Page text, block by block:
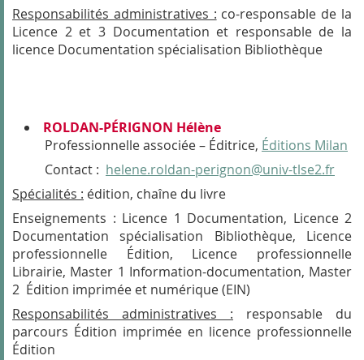
Responsabilités administratives : co-responsable de la
Licence 2 et 3 Documentation et responsable de la
licence Documentation spécialisation Bibliothèque
ROLDAN-PÉRIGNON Hélène
Professionnelle associée – Éditrice, Éditions Milan
Contact : helene.roldan-perignon@univ-tlse2.fr
Spécialités : édition, chaîne du livre
Enseignements : Licence 1 Documentation, Licence 2
Documentation spécialisation Bibliothèque, Licence
professionnelle Édition, Licence professionnelle
Librairie, Master 1 Information-documentation, Master
2 Édition imprimée et numérique (EIN)
Responsabilités administratives : responsable du
parcours Édition imprimée en licence professionnelle
Édition